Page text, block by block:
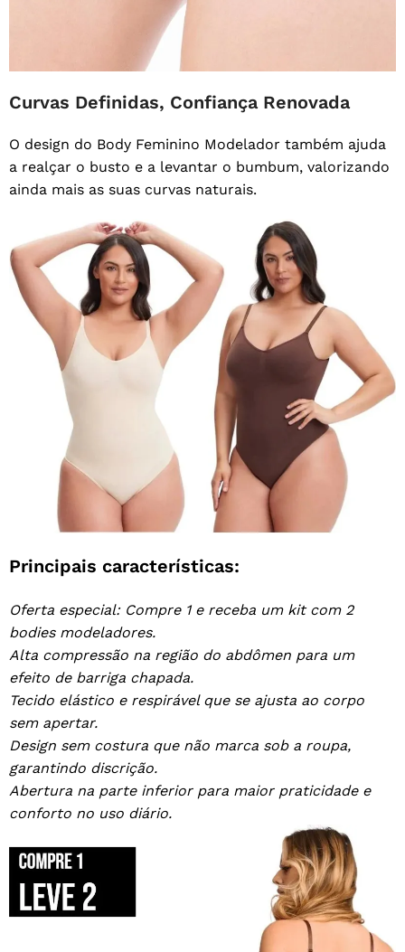
Curvas Definidas, Confiança Renovada
O design do Body Feminino Modelador também ajuda
a realçar o busto e a levantar o bumbum, valorizando
ainda mais as suas curvas naturais.
Principais características:
Oferta especial: Compre 1 e receba um kit com 2
bodies modeladores.
Alta compressão na região do abdômen para um
efeito de barriga chapada.
Tecido elástico e respirável que se ajusta ao corpo
sem apertar.
Design sem costura que não marca sob a roupa,
garantindo discrição.
Abertura na parte inferior para maior praticidade e
conforto no uso diário.